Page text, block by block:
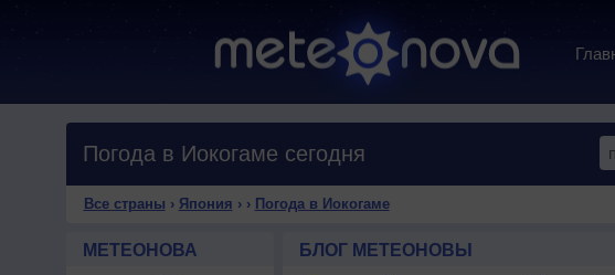
Погода в Иокогаме сегодня
Все страны › Япония › › Погода в Иокогаме
МЕТЕОНОВА БЛОГ МЕТЕОНОВЫ